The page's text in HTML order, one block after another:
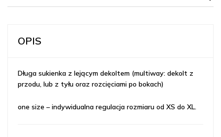
OPIS
Długa sukienka z lejącym dekoltem (multiway: dekolt z
przodu, lub z tyłu oraz rozcięciami po bokach)
one size – indywidualna regulacja rozmiaru od XS do XL.